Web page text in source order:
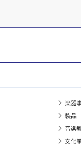
楽器
製品
音楽
文化